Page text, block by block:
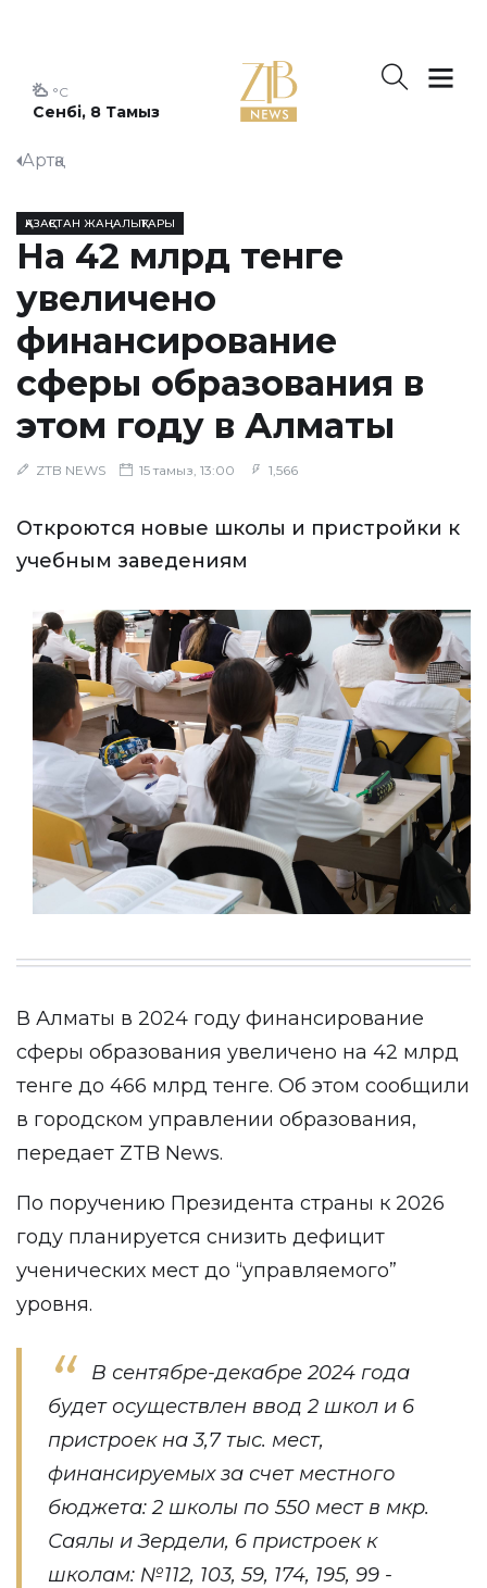
Сенбі, 8 Тамыз
°C
Артқа
ҚАЗАҚСТАН ЖАҢАЛЫҚТАРЫ
На 42 млрд тенге
увеличено
финансирование
сферы образования в
этом году в Алматы
ZTB NEWS 15 тамыз, 13:00 1,566
Откроются новые школы и пристройки к
учебным заведениям
В Алматы в 2024 году финансирование
сферы образования увеличено на 42 млрд
тенге до 466 млрд тенге. Об этом сообщили
в городском управлении образования,
передает ZTB News.
По поручению Президента страны к 2026
году планируется снизить дефицит
ученических мест до “управляемого”
уровня.
В сентябре-декабре 2024 года
будет осуществлен ввод 2 школ и 6
пристроек на 3,7 тыс. мест,
финансируемых за счет местного
бюджета: 2 школы по 550 мест в мкр.
Саялы и Зердели, 6 пристроек к
школам: №112, 103, 59, 174, 195, 99 -